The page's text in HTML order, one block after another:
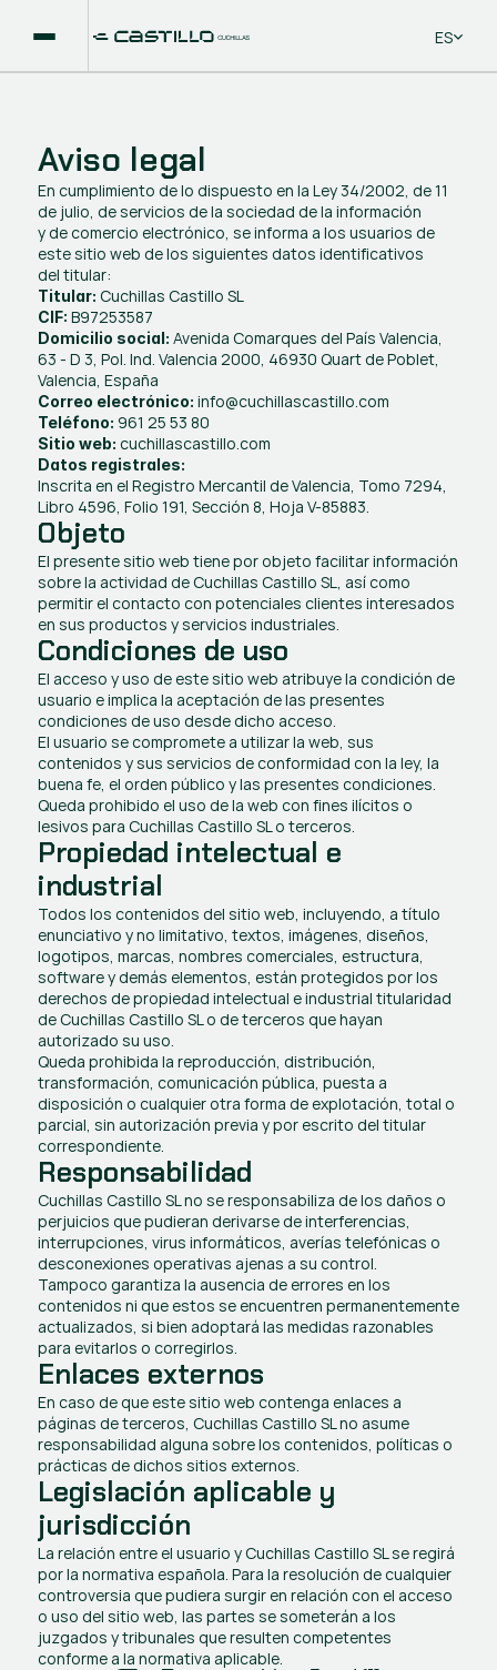
Select
ES
Aviso legal
En cumplimiento de lo dispuesto en la Ley 34/2002, de 11
de julio, de servicios de la sociedad de la información
y de comercio electrónico, se informa a los usuarios de
este sitio web de los siguientes datos identificativos
del titular:
Titular: Cuchillas Castillo SL
CIF: B97253587
Domicilio social: Avenida Comarques del País Valencia,
63 - D 3, Pol. Ind. Valencia 2000, 46930 Quart de Poblet,
Valencia, España
Correo electrónico: info@cuchillascastillo.com
Teléfono: 961 25 53 80
Sitio web: cuchillascastillo.com
Datos registrales:
Inscrita en el Registro Mercantil de Valencia, Tomo 7294,
Libro 4596, Folio 191, Sección 8, Hoja V-85883.
Objeto
El presente sitio web tiene por objeto facilitar información
sobre la actividad de Cuchillas Castillo SL, así como
permitir el contacto con potenciales clientes interesados
en sus productos y servicios industriales.
Condiciones de uso
El acceso y uso de este sitio web atribuye la condición de
usuario e implica la aceptación de las presentes
condiciones de uso desde dicho acceso.
El usuario se compromete a utilizar la web, sus
contenidos y sus servicios de conformidad con la ley, la
buena fe, el orden público y las presentes condiciones.
Queda prohibido el uso de la web con fines ilícitos o
lesivos para Cuchillas Castillo SL o terceros.
Propiedad intelectual e
industrial
Todos los contenidos del sitio web, incluyendo, a título
enunciativo y no limitativo, textos, imágenes, diseños,
logotipos, marcas, nombres comerciales, estructura,
software y demás elementos, están protegidos por los
derechos de propiedad intelectual e industrial titularidad
de Cuchillas Castillo SL o de terceros que hayan
autorizado su uso.
Queda prohibida la reproducción, distribución,
transformación, comunicación pública, puesta a
disposición o cualquier otra forma de explotación, total o
parcial, sin autorización previa y por escrito del titular
correspondiente.
Responsabilidad
Cuchillas Castillo SL no se responsabiliza de los daños o
perjuicios que pudieran derivarse de interferencias,
interrupciones, virus informáticos, averías telefónicas o
desconexiones operativas ajenas a su control.
Tampoco garantiza la ausencia de errores en los
contenidos ni que estos se encuentren permanentemente
actualizados, si bien adoptará las medidas razonables
para evitarlos o corregirlos.
Enlaces externos
En caso de que este sitio web contenga enlaces a
páginas de terceros, Cuchillas Castillo SL no asume
responsabilidad alguna sobre los contenidos, políticas o
prácticas de dichos sitios externos.
Legislación aplicable y
jurisdicción
La relación entre el usuario y Cuchillas Castillo SL se regirá
por la normativa española. Para la resolución de cualquier
controversia que pudiera surgir en relación con el acceso
o uso del sitio web, las partes se someterán a los
juzgados y tribunales que resulten competentes
conforme a la normativa aplicable.